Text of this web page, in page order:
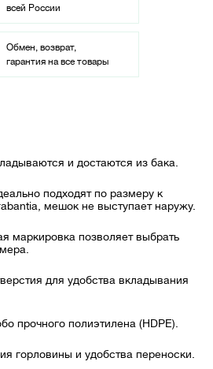
всей России
Обмен, возврат,
гарантия на все товары
и достаются из бака.
подходят по размеру к
мешок не выступает наружу.
маркировка позволяет выбрать
для удобства вкладывания
прочного полиэтилена (HDPE).
горловины и удобства переноски.